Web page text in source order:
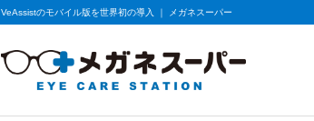
VeAssistのモバイル版を世界初の導入 ｜ メガネスーパー